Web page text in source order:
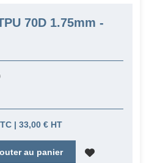
70D 1.75mm -
| 33,00 € HT
au panier